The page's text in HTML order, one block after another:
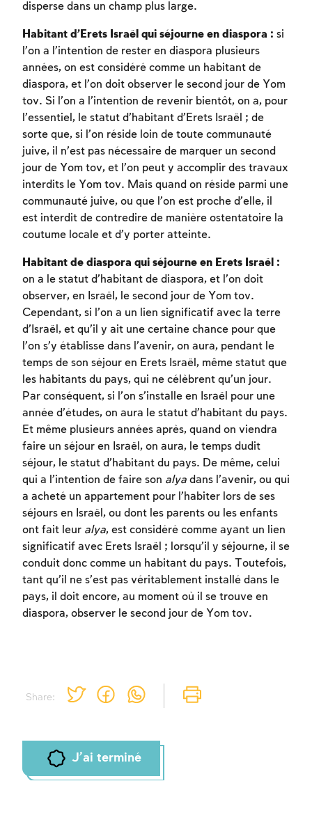
Share:
disperse dans un champ plus large.
Habitant d’Erets Israël qui séjourne en diaspora : si
l’on a l’intention de rester en diaspora plusieurs
années, on est considéré comme un habitant de
diaspora, et l’on doit observer le second jour de Yom
tov. Si l’on a l’intention de revenir bientôt, on a, pour
l’essentiel, le statut d’habitant d’Erets Israël ; de
sorte que, si l’on réside loin de toute communauté
juive, il n’est pas nécessaire de marquer un second
jour de Yom tov, et l’on peut y accomplir des travaux
interdits le Yom tov. Mais quand on réside parmi une
communauté juive, ou que l’on est proche d’elle, il
est interdit de contredire de manière ostentatoire la
coutume locale et d’y porter atteinte.
Habitant de diaspora qui séjourne en Erets Israël :
on a le statut d’habitant de diaspora, et l’on doit
observer, en Israël, le second jour de Yom tov.
Cependant, si l’on a un lien significatif avec la terre
d’Israël, et qu’il y ait une certaine chance pour que
l’on s’y établisse dans l’avenir, on aura, pendant le
temps de son séjour en Erets Israël, même statut que
les habitants du pays, qui ne célèbrent qu’un jour.
Par conséquent, si l’on s’installe en Israël pour une
année d’études, on aura le statut d’habitant du pays.
Et même plusieurs années après, quand on viendra
faire un séjour en Israël, on aura, le temps dudit
séjour, le statut d’habitant du pays. De même, celui
qui a l’intention de faire son alya dans l’avenir, ou qui
a acheté un appartement pour l’habiter lors de ses
séjours en Israël, ou dont les parents ou les enfants
ont fait leur alya, est considéré comme ayant un lien
significatif avec Erets Israël ; lorsqu’il y séjourne, il se
conduit donc comme un habitant du pays. Toutefois,
tant qu’il ne s’est pas véritablement installé dans le
pays, il doit encore, au moment où il se trouve en
diaspora, observer le second jour de Yom tov.
J'ai terminé
Inscription requise
Afin d'enregistrer ce que vous avez étudié,
vous devez vous connectez ou vous
inscrire.
Inscription Connexion